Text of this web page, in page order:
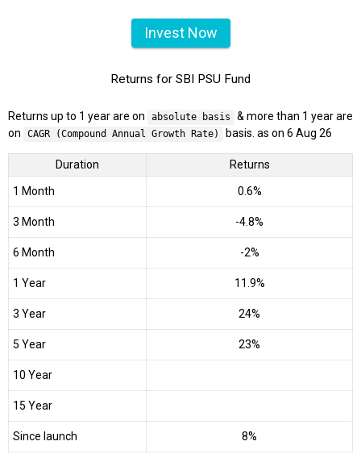
Invest Now
Returns for SBI PSU Fund
Returns up to 1 year are on absolute basis
& more than 1 year are
on
CAGR (Compound Annual Growth Rate) basis. as on 6 Aug 26
Duration Returns
1 Month 0.6%
3 Month -4.8%
6 Month -2%
1 Year 11.9%
3 Year 24%
5 Year 23%
10 Year
15 Year
Since launch 8%